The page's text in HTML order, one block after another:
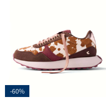
-60%